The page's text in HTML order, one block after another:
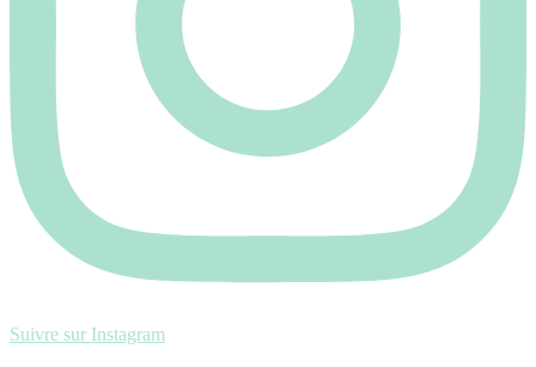
Suivre sur Instagram